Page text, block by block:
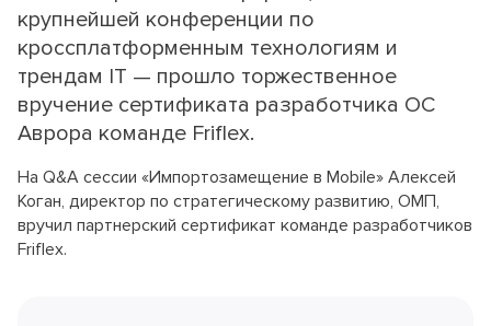
крупнейшей конференции по
кроссплатформенным технологиям и
трендам IT — прошло торжественное
вручение сертификата разработчика ОС
Аврора команде Friflex.
На Q&A сессии «Импортозамещение в Mobile» Алексей
Коган, директор по стратегическому развитию, ОМП,
вручил партнерский сертификат команде разработчиков
Friflex.